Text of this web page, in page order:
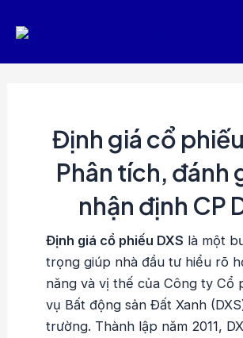
Định giá cổ
Phân tích, đánh
nhận định CP
Định giá cổ phiếu DXS là một
trọng giúp nhà đầu tư hiểu rõ
năng và vị thế của Công ty Cổ
vụ Bất động sản Đất Xanh
trường. Thành lập năm 2011,